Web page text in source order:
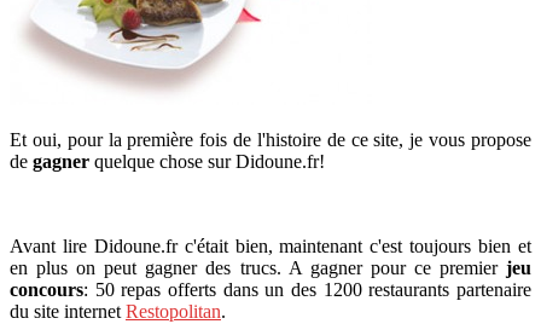
Et oui, pour la première fois de l'histoire de ce site, je vous propose
de gagner quelque chose sur Didoune.fr!
Avant lire Didoune.fr c'était bien, maintenant c'est toujours bien et
en plus on peut gagner des trucs. A gagner pour ce premier jeu
concours: 50 repas offerts dans un des 1200 restaurants partenaire
du site internetRestopolitan.